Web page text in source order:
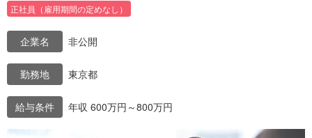
正社員（雇用期間の定めなし）
企業名 非公開
勤務地 東京都
給与条件 年収 600万円～800万円